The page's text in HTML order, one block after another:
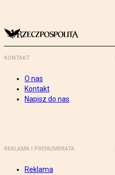
KONTAKT
O nas
Kontakt
Napisz do nas
REKLAMA I PRENUMERATA
Reklama